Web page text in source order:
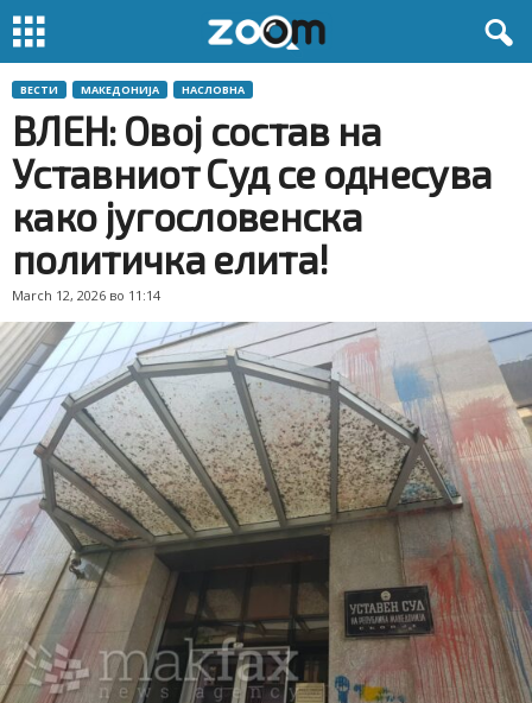
ВЕСТИ МАКЕДОНИЈА НАСЛОВНА
ВЛЕН: Овој состав на
Уставниот Суд се однесува
како југословенска
политичка елита!
March 12, 2026 во 11:14